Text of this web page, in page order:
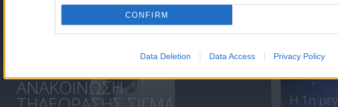
CONFIRM
Data Deletion Data Access Privacy Policy
ΑΝΑΚΟΙΝΩΣΗ
Η 1η